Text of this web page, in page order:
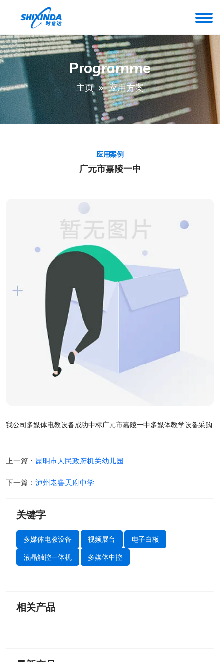
Programme
主页 应用方案
应用案例
广元市嘉陵一中
我公司多媒体电教设备成功中标广元市嘉陵一中多媒体教学设备采购
上一篇： 昆明市人民政府机关幼儿园
下一篇： 泸州老窖天府中学
关键字
多媒体电教设备 视频展台
电子白板
液晶触控一体机
多媒体中控
相关产品